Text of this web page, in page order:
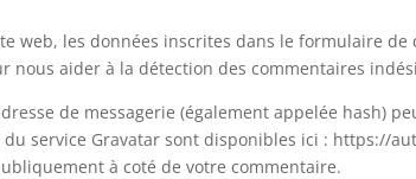
web, les données inscrites dans le formulaire de
nous aider à la détection des commentaires
de messagerie (également appelée hash)
service Gravatar sont disponibles ici : https://
à coté de votre commentaire.